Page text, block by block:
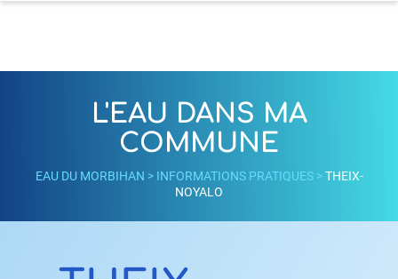
L'EAU DANS MA
COMMUNE
EAU DU MORBIHAN > INFORMATIONS PRATIQUES> THEIX-
NOYALO